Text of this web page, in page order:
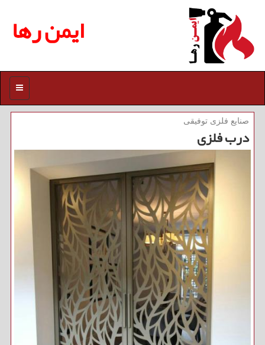
ایمن رها
منو
صنایع فلزی توفیقی
درب فلزی